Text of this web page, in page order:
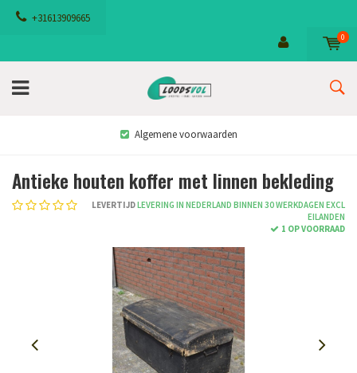
+31613909665
0
Algemene voorwaarden
Antieke houten koffer met linnen bekleding
LEVERTIJDLEVERING IN NEDERLAND BINNEN 30 WERKDAGEN EXCL
EILANDEN
1 OP VOORRAAD